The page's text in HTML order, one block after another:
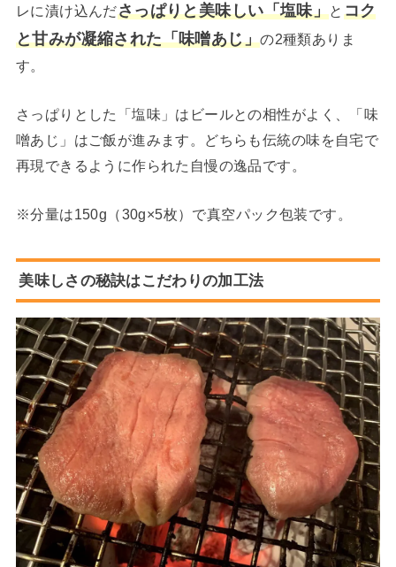
レに漬け込んださっぱりと美味しい「塩味」と コク
と甘みが凝縮された「味噌あじ」の2種類ありま
す。
さっぱりとした「塩味」はビールとの相性がよく、「味
噌あじ」はご飯が進みます。どちらも伝統の味を自宅で
再現できるように作られた自慢の逸品です。
※分量は150g（30g×5枚）で真空パック包装です。
美味しさの秘訣はこだわりの加工法